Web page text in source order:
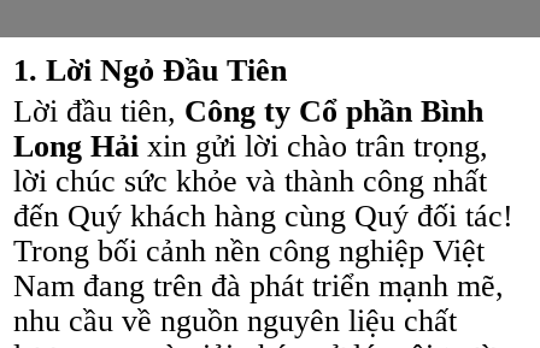
1. Lời Ngỏ Đầu Tiên
Lời đầu tiên, Công ty Cổ phần Bình
Long Hải xin gửi lời chào trân trọng,
lời chúc sức khỏe và thành công nhất
đến Quý khách hàng cùng Quý đối tác!
Trong bối cảnh nền công nghiệp Việt
Nam đang trên đà phát triển mạnh mẽ,
nhu cầu về nguồn nguyên liệu chất